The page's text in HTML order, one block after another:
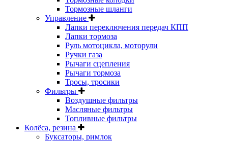
Тормозные шланги
Управление
Лапки переключения передач КПП
Лапки тормоза
Руль мотоцикла, моторули
Ручки газа
Рычаги сцепления
Рычаги тормоза
Тросы, тросики
Фильтры
Воздушные фильтры
Масляные фильтры
Топливные фильтры
Колёса, резина
Буксаторы, римлок